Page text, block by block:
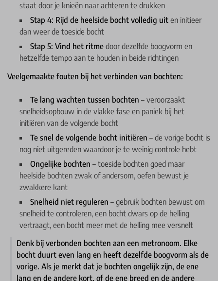
staat door je knieën naar achteren te drukken
Stap 4: Rijd de heelside bocht volledig uit en initieer
dan weer de toeside bocht
Stap 5: Vind het ritme door dezelfde boogvorm en
hetzelfde tempo aan te houden in beide richtingen
Veelgemaakte fouten bij het verbinden van bochten:
Te lang wachten tussen bochten – veroorzaakt
snelheidsopbouw in de vlakke fase en paniek bij het
initiëren van de volgende bocht
Te snel de volgende bocht initiëren – de vorige bocht is
nog niet uitgereden waardoor je te weinig controle hebt
Ongelijke bochten – toeside bochten goed maar
heelside bochten zwak of andersom, oefen bewust je
zwakkere kant
Snelheid niet reguleren – gebruik bochten bewust om
snelheid te controleren, een bocht dwars op de helling
vertraagt, een bocht meer met de helling mee versnelt
Denk bij verbonden bochten aan een metronoom. Elke
bocht duurt even lang en heeft dezelfde boogvorm als de
vorige. Als je merkt dat je bochten ongelijk zijn, de ene
lang en de andere kort, of de ene breed en de andere